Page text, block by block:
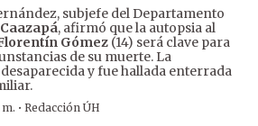
subjefe del Departamento
Caazapá, afirmó que la autopsia al
Gómez (14) será clave para
de su muerte. La
y fue hallada enterrada
· Redacción ÚH